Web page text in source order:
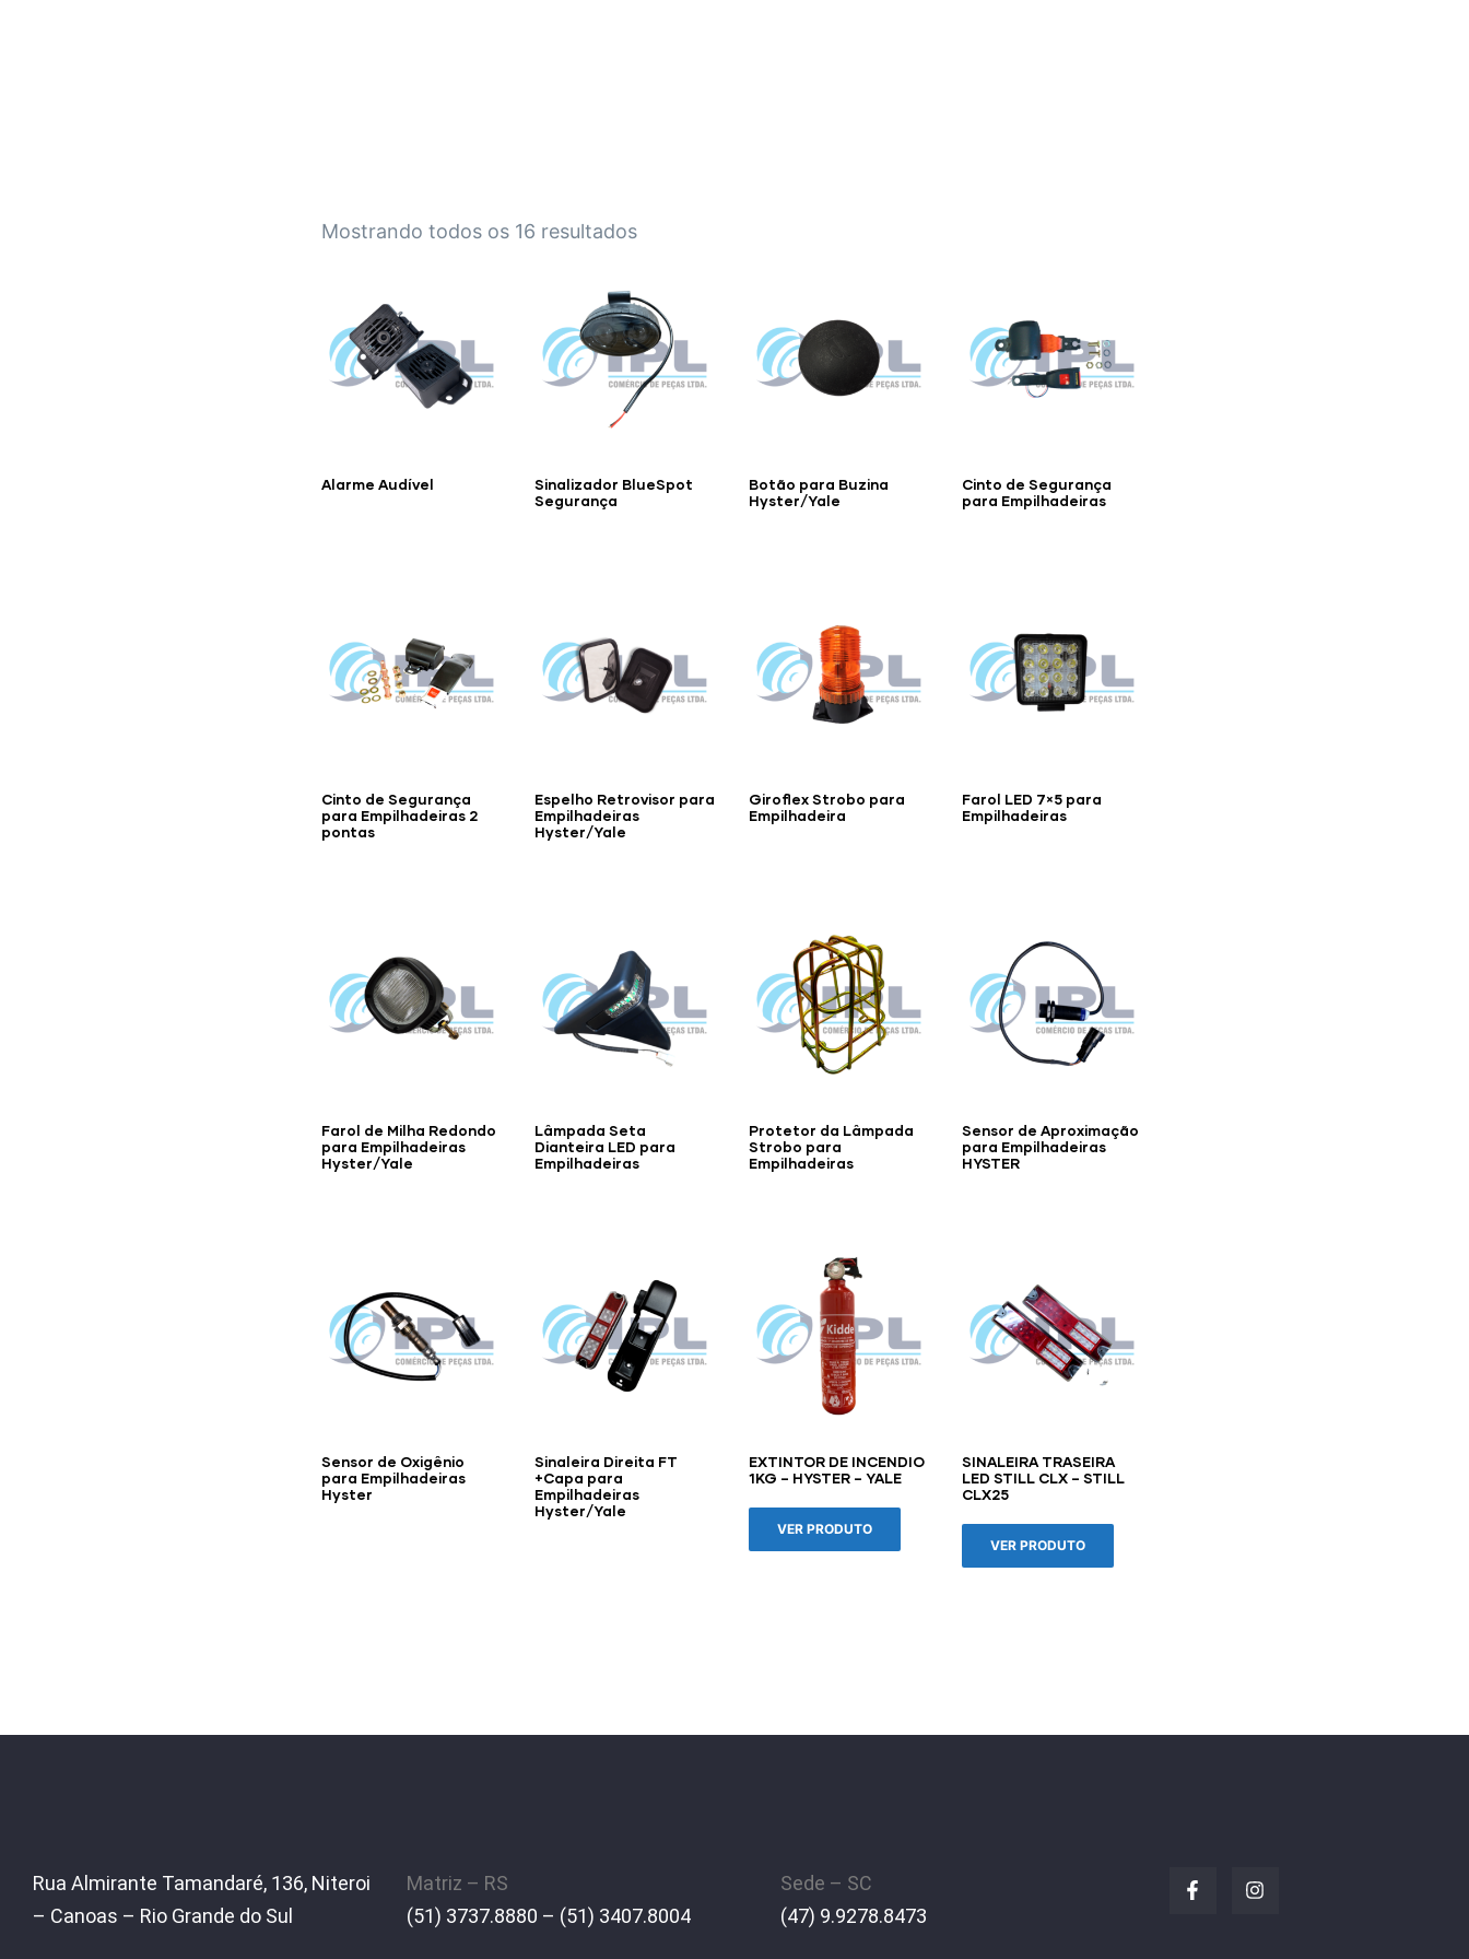
Mostrando todos os 16 resultados
Alarme Audível
Sinalizador BlueSpot
Segurança
Botão para Buzina
Hyster/Yale
Cinto de Segurança
para Empilhadeiras
Cinto de Segurança
para Empilhadeiras 2
pontas
Espelho Retrovisor para
Empilhadeiras
Hyster/Yale
Giroflex Strobo para
Empilhadeira
Farol LED 7×5 para
Empilhadeiras
Farol de Milha Redondo
para Empilhadeiras
Hyster/Yale
Lâmpada Seta
Dianteira LED para
Empilhadeiras
Protetor da Lâmpada
Strobo para
Empilhadeiras
Sensor de Aproximação
para Empilhadeiras
HYSTER
Sensor de Oxigênio
para Empilhadeiras
Hyster
Sinaleira Direita FT
+Capa para
Empilhadeiras
Hyster/Yale
EXTINTOR DE INCENDIO
1KG – HYSTER – YALE
VER PRODUTO
SINALEIRA TRASEIRA
LED STILL CLX – STILL
CLX25
VER PRODUTO
Rua Almirante Tamandaré, 136, Niteroi
– Canoas – Rio Grande do Sul
Matriz – RS
(51) 3737.8880 – (51) 3407.8004
Sede – SC
(47) 9.9278.8473